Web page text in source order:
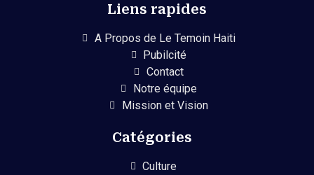
Liens rapides
A Propos de Le Temoin Haiti
Pubilcité
Contact
Notre équipe
Mission et Vision
Catégories
Culture